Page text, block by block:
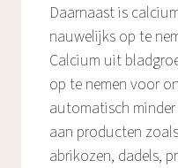
Daarnaast is
nauwelijks op te
Calcium uit
op te nemen voor
automatisch
aan producten
abrikozen, dadels,